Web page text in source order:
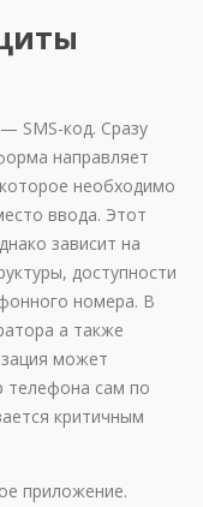
SMS-код. Сразу
направляет
необходимо
ввода. Этот
зависит на
доступности
номера. В
а также
может
телефона сам по
критичным
приложение.